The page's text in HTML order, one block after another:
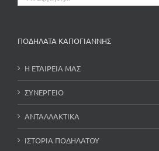
για:
ΠΟΔΗΛΑΤΑ ΚΑΠΟΓΙΑΝΝΗΣ
Η ΕΤΑΙΡΕΙΑ ΜΑΣ
ΣΥΝΕΡΓΕΙΟ
ΑΝΤΑΛΛΑΚΤΙΚΑ
ΙΣΤΟΡΙΑ ΠΟΔΗΛΑΤΟΥ